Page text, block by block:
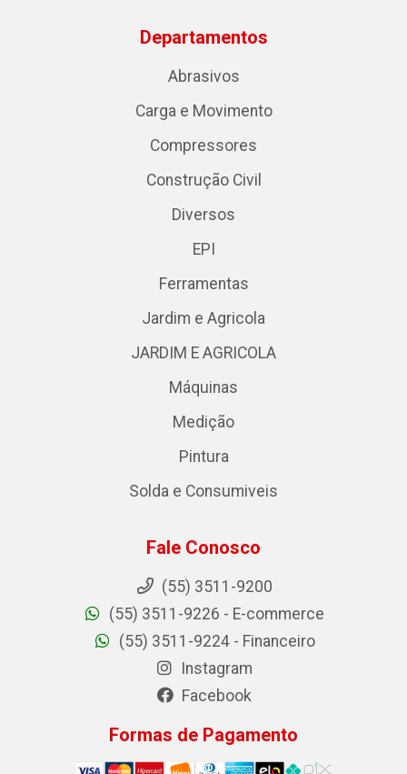
Departamentos
Abrasivos
Carga e Movimento
Compressores
Construção Civil
Diversos
EPI
Ferramentas
Jardim e Agricola
JARDIM E AGRICOLA
Máquinas
Medição
Pintura
Solda e Consumiveis
Fale Conosco
(55) 3511-9200
(55) 3511-9226 - E-commerce
(55) 3511-9224 - Financeiro
Instagram
Facebook
Formas de Pagamento